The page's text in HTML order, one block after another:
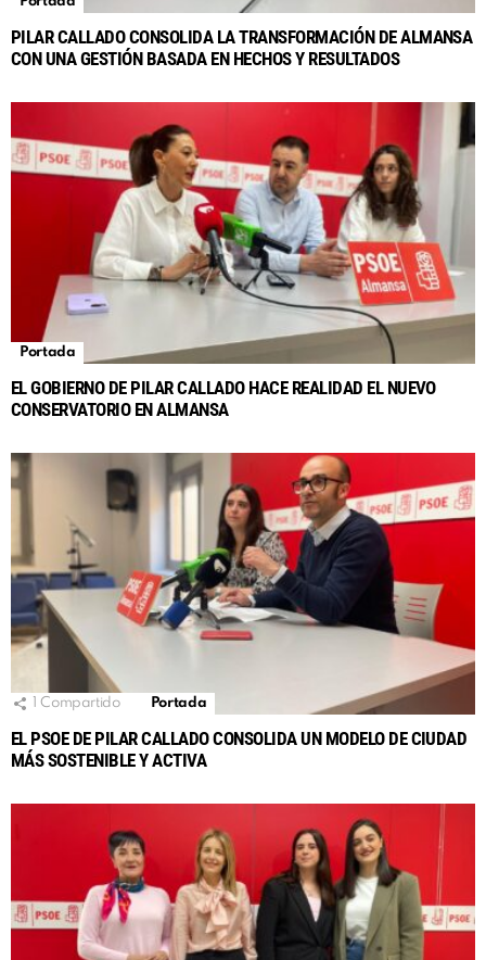
PILAR CALLADO CONSOLIDA LA TRANSFORMACIÓN DE ALMANSA
CON UNA GESTIÓN BASADA EN HECHOS Y RESULTADOS
Portada
EL GOBIERNO DE PILAR CALLADO HACE REALIDAD EL NUEVO
CONSERVATORIO EN ALMANSA
Compartido Portada
EL PSOE DE PILAR CALLADO CONSOLIDA UN MODELO DE CIUDAD
MÁS SOSTENIBLE Y ACTIVA